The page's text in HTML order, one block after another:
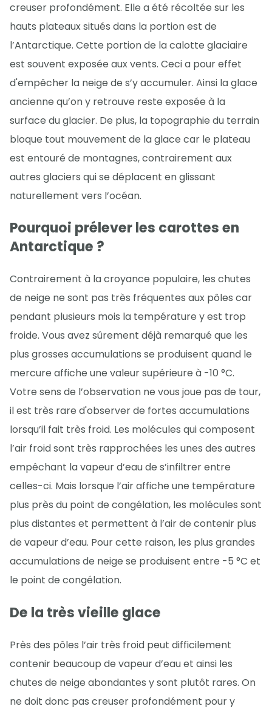
creuser profondément. Elle a été récoltée sur les
hauts plateaux situés dans la portion est de
l’Antarctique. Cette portion de la calotte glaciaire
est souvent exposée aux vents. Ceci a pour effet
d'empêcher la neige de s’y accumuler. Ainsi la glace
ancienne qu’on y retrouve reste exposée à la
surface du glacier. De plus, la topographie du terrain
bloque tout mouvement de la glace car le plateau
est entouré de montagnes, contrairement aux
autres glaciers qui se déplacent en glissant
naturellement vers l’océan.
Pourquoi prélever les carottes en
Antarctique ?
Contrairement à la croyance populaire, les chutes
de neige ne sont pas très fréquentes aux pôles car
pendant plusieurs mois la température y est trop
froide. Vous avez sûrement déjà remarqué que les
plus grosses accumulations se produisent quand le
mercure affiche une valeur supérieure à -10 °C.
Votre sens de l’observation ne vous joue pas de tour,
il est très rare d'observer de fortes accumulations
lorsqu’il fait très froid. Les molécules qui composent
l’air froid sont très rapprochées les unes des autres
empêchant la vapeur d’eau de s’infiltrer entre
celles-ci. Mais lorsque l’air affiche une température
plus près du point de congélation, les molécules sont
plus distantes et permettent à l’air de contenir plus
de vapeur d’eau. Pour cette raison, les plus grandes
accumulations de neige se produisent entre -5 °C et
le point de congélation.
De la très vieille glace
Près des pôles l’air très froid peut difficilement
contenir beaucoup de vapeur d’eau et ainsi les
chutes de neige abondantes y sont plutôt rares. On
ne doit donc pas creuser profondément pour y